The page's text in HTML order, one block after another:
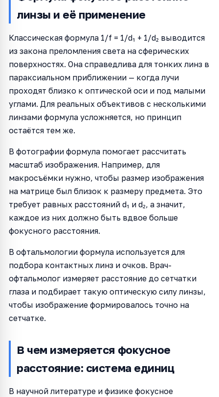
линзы и её применение
Классическая формула 1/f = 1/d₁ + 1/d₂ выводится
из закона преломления света на сферических
поверхностях. Она справедлива для тонких линз в
параксиальном приближении — когда лучи
проходят близко к оптической оси и под малыми
углами. Для реальных объективов с несколькими
линзами формула усложняется, но принцип
остаётся тем же.
В фотографии формула помогает рассчитать
масштаб изображения. Например, для
макросъёмки нужно, чтобы размер изображения
на матрице был близок к размеру предмета. Это
требует равных расстояний d₁ и d₂, а значит,
каждое из них должно быть вдвое больше
фокусного расстояния.
В офтальмологии формула используется для
подбора контактных линз и очков. Врач-
офтальмолог измеряет расстояние до сетчатки
глаза и подбирает такую оптическую силу линзы,
чтобы изображение формировалось точно на
сетчатке.
В чем измеряется фокусное
расстояние: система единиц
В научной литературе и физике фокусное